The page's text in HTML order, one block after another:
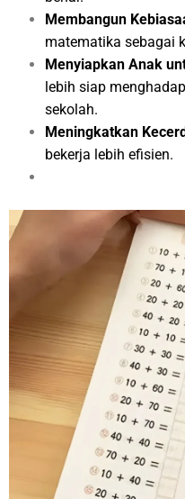
Membangun
matematika sebagai
Menyiapkan Anak
lebih siap
sekolah.
Meningkatkan
bekerja lebih efisien.